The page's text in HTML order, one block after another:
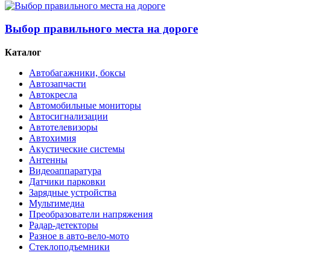
Выбор правильного места на дороге
Каталог
Автобагажники, боксы
Автозапчасти
Автокресла
Автомобильные мониторы
Автосигнализации
Автотелевизоры
Автохимия
Акустические системы
Антенны
Видеоаппаратура
Датчики парковки
Зарядные устройства
Мультимедиа
Преобразователи напряжения
Радар-детекторы
Разное в авто-вело-мото
Стеклоподъемники